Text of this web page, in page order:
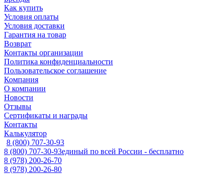
Как купить
Условия оплаты
Условия доставки
Гарантия на товар
Возврат
Контакты организации
Политика конфиденциальности
Пользовательское соглашение
Компания
О компании
Новости
Отзывы
Сертификаты и награды
Контакты
Калькулятор
8 (800) 707-30-93
8 (800) 707-30-93единый по всей России - бесплатно
8 (978) 200-26-70
8 (978) 200-26-80